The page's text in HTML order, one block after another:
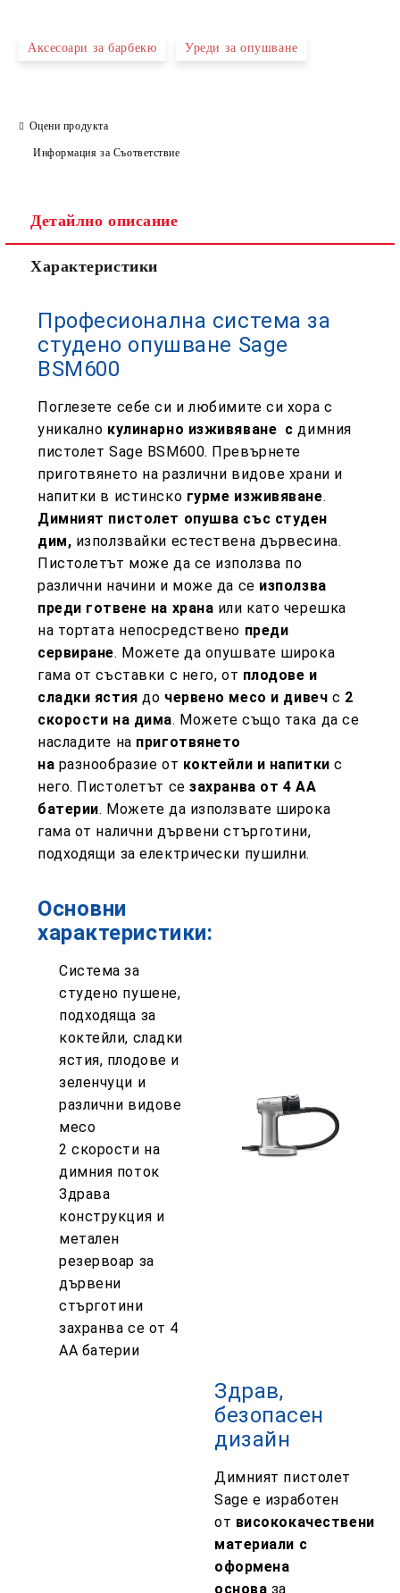
Аксесоари за барбекю Уреди за опушване
Оцени продукта
Информация за Съответствие
Детайлно описание
Характеристики
Професионална система за
студено опушване Sage
BSM600
Поглезете себе си и любимите си хора с
уникално кулинарно изживяване с димния
пистолет Sage BSM600. Превърнете
приготвянето на различни видове храни и
напитки в истинско гурме изживяване.
Димният пистолет опушва със студен
дим, използвайки естествена дървесина.
Пистолетът може да се използва по
различни начини и може да се използва
преди готвене на храна или като черешка
на тортата непосредствено преди
сервиране. Можете да опушвате широка
гама от съставки с него, от плодове и
сладки ястия до червено месо и дивеч с 2
скорости на дима. Можете също така да се
насладите на приготвянето
на разнообразие от коктейли и напитки с
него. Пистолетът сезахранва от 4 AA
батерии. Можете да използвате широка
гама от налични дървени стърготини,
подходящи за електрически пушилни.
Основни
характеристики:
Система за
студено пушене,
подходяща за
коктейли, сладки
ястия, плодове и
зеленчуци и
различни видове
месо
2 скорости на
димния поток
Здрава
конструкция и
метален
резервоар за
дървени
стърготини
захранва се от 4
AA батерии
Здрав,
безопасен
дизайн
Димният пистолет
Sage е изработен
от висококачествени
материали с
оформена
основа за